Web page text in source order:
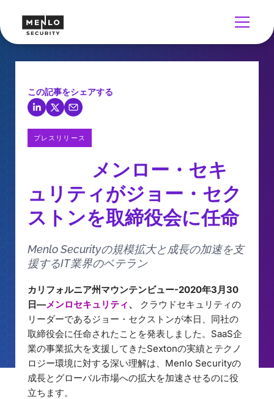
この記事をシェアする
プレスリリース
メンロー・セキ
ュリティがジョー・セク
ストンを取締役会に任命
Menlo Securityの規模拡大と成長の加速を支
援するIT業界のベテラン
カリフォルニア州マウンテンビュー-2020年3月30
日—メンロセキュリティ、
クラウドセキュリティの
リーダーであるジョー・セクストンが本日、同社の
取締役会に任命されたことを発表しました。SaaS企
業の事業拡大を支援してきたSextonの実績とテクノ
ロジー環境に対する深い理解は、Menlo Securityの
成長とグローバル市場への拡大を加速させるのに役
立ちます。